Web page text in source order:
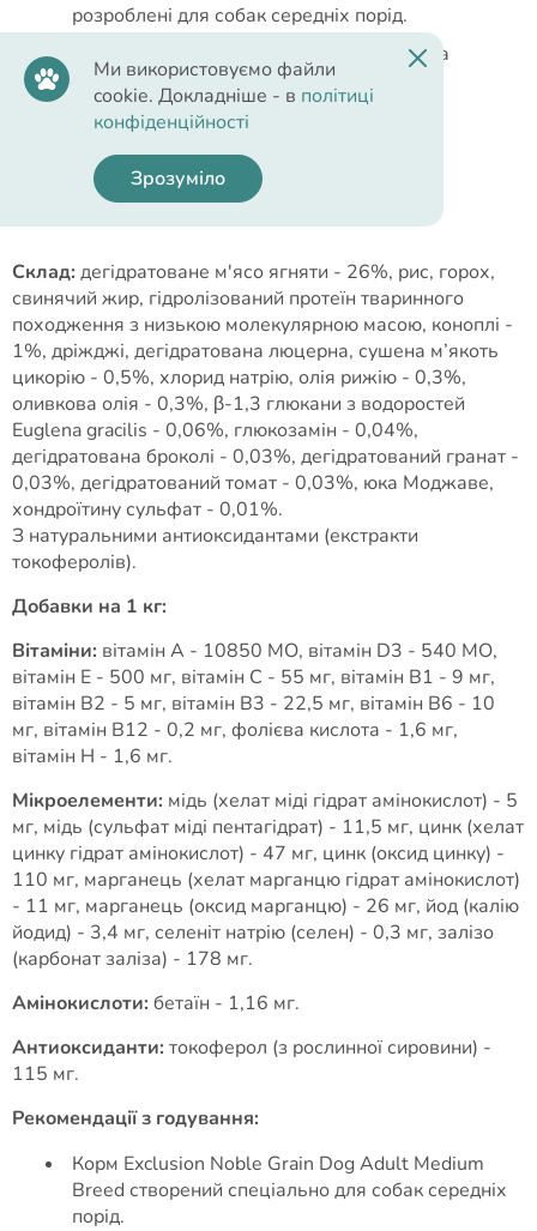
розроблені для собак середніх порід.
Не містить курячого жиру, пшениці, сої та
кукурудзи.
Склад: дегідратоване м'ясо ягняти - 26%, рис, горох,
свинячий жир, гідролізований протеїн тваринного
походження з низькою молекулярною масою, коноплі -
1%, дріжджі, дегідратована люцерна, сушена м’якоть
цикорію - 0,5%, хлорид натрію, олія рижію - 0,3%,
оливкова олія - 0,3%, β-1,3 глюкани з водоростей
Euglena gracilis - 0,06%, глюкозамін - 0,04%,
дегідратована броколі - 0,03%, дегідратований гранат -
0,03%, дегідратований томат - 0,03%, юка Моджаве,
хондроїтину сульфат - 0,01%.
З натуральними антиоксидантами (екстракти
токоферолів).
Добавки на 1 кг:
Вітаміни: вітамін А - 10850 МО, вітамін D3 - 540 МО,
вітамін Е - 500 мг, вітамін С - 55 мг, вітамін В1 - 9 мг,
вітамін В2 - 5 мг, вітамін В3 - 22,5 мг, вітамін В6 - 10
мг, вітамін В12 - 0,2 мг, фолієва кислота - 1,6 мг,
вітамін Н - 1,6 мг.
Мікроелементи: мідь (хелат міді гідрат амінокислот) - 5
мг, мідь (сульфат міді пентагідрат) - 11,5 мг, цинк (хелат
цинку гідрат амінокислот) - 47 мг, цинк (оксид цинку) -
110 мг, марганець (хелат марганцю гідрат амінокислот)
- 11 мг, марганець (оксид марганцю) - 26 мг, йод (калію
йодид) - 3,4 мг, селеніт натрію (селен) - 0,3 мг, залізо
(карбонат заліза) - 178 мг.
Амінокислоти: бетаїн - 1,16 мг.
Антиоксиданти: токоферол (з рослинної сировини) -
115 мг.
Рекомендації з годування:
Корм Exclusion Noble Grain Dog Adult Medium
Breed створений спеціально для собак середніх
порід.
Ми використовуємо файли
cookie. Докладніше - в політиці
конфіденційності
Зрозуміло